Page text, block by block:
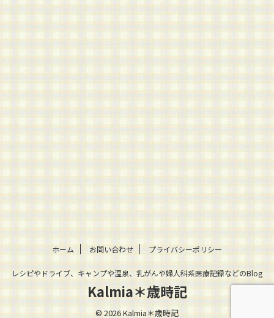
ホーム お問い合わせ プライバシーポリシー
レシピやドライブ、キャンプや温泉、乳がんや婦人科系医療記録などのBlog
Kalmia＊歳時記
© 2026 Kalmia＊歳時記